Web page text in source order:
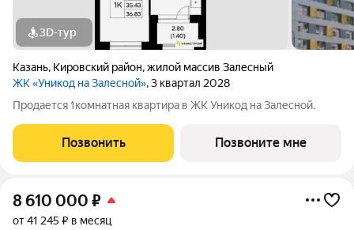
3D-тур
Казань, Кировский район,жилой массив Залесный
ЖК «Уникод на Залесной», 3 квартал 2028
Продается 1комнатная квартира в ЖК Уникод на Залесной.
Позвонить Позвоните мне
8 610 000 ₽
от 41 245 ₽ в месяц